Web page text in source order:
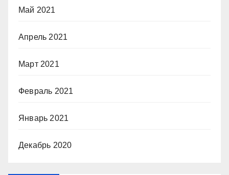
Май 2021
Апрель 2021
Март 2021
Февраль 2021
Январь 2021
Декабрь 2020